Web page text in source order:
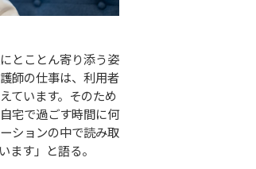
とことん寄り添う姿
師の仕事は、利用者
ています。そのため
宅で過ごす時間に何
ションの中で読み取
ます」と語る。